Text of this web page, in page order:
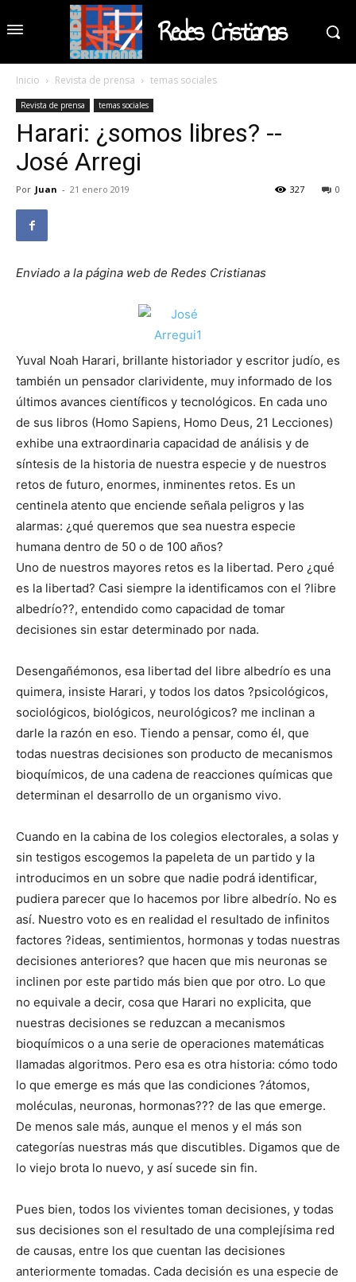
Redes Cristianas
Inicio Revista de prensa temas sociales
Revista de prensa temas sociales
Harari: ¿somos libres? --
José Arregi
Por Juan - 21 enero 2019 0
327
Enviado a la página web de Redes Cristianas
Yuval Noah Harari, brillante historiador y escritor judío, es
también un pensador clarividente, muy informado de los
últimos avances científicos y tecnológicos. En cada uno
de sus libros (Homo Sapiens, Homo Deus, 21 Lecciones)
exhibe una extraordinaria capacidad de análisis y de
síntesis de la historia de nuestra especie y de nuestros
retos de futuro, enormes, inminentes retos. Es un
centinela atento que enciende señala peligros y las
alarmas: ¿qué queremos que sea nuestra especie
humana dentro de 50 o de 100 años?
Uno de nuestros mayores retos es la libertad. Pero ¿qué
es la libertad? Casi siempre la identificamos con el ?libre
albedrío??, entendido como capacidad de tomar
decisiones sin estar determinado por nada.
Desengañémonos, esa libertad del libre albedrío es una
quimera, insiste Harari, y todos los datos ?psicológicos,
sociológicos, biológicos, neurológicos? me inclinan a
darle la razón en eso. Tiendo a pensar, como él, que
todas nuestras decisiones son producto de mecanismos
bioquímicos, de una cadena de reacciones químicas que
determinan el desarrollo de un organismo vivo.
Cuando en la cabina de los colegios electorales, a solas y
sin testigos escogemos la papeleta de un partido y la
introducimos en un sobre que nadie podrá identificar,
pudiera parecer que lo hacemos por libre albedrío. No es
así. Nuestro voto es en realidad el resultado de infinitos
factores ?ideas, sentimientos, hormonas y todas nuestras
decisiones anteriores? que hacen que mis neuronas se
inclinen por este partido más bien que por otro. Lo que
no equivale a decir, cosa que Harari no explicita, que
nuestras decisiones se reduzcan a mecanismos
bioquímicos o a una serie de operaciones matemáticas
llamadas algoritmos. Pero esa es otra historia: cómo todo
lo que emerge es más que las condiciones ?átomos,
moléculas, neuronas, hormonas??? de las que emerge.
De menos sale más, aunque el menos y el más son
categorías nuestras más que discutibles. Digamos que de
lo viejo brota lo nuevo, y así sucede sin fin.
Pues bien, todos los vivientes toman decisiones, y todas
sus decisiones son el resultado de una complejísima red
de causas, entre los que cuentan las decisiones
anteriormente tomadas. Cada decisión es una especie de